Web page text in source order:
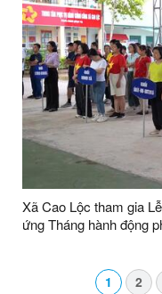
Xã Cao Lộc tham gia
ứng Tháng hành động
1 2